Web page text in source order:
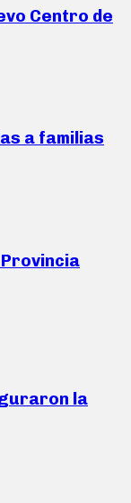
Centro de
a familias
la